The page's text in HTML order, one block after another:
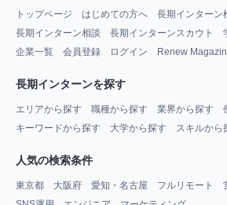
トップページ はじめての方へ
長期インターン
長期インターン相談
長期インターンスカウト
企業一覧
会員登録 ログイン Renew
長期インターンを探す
エリアから探す 職種から探す 業界から探す
キーワードから探す
大学から探す スキルから
人気の検索条件
東京都 大阪府 愛知・名古屋 フルリモート